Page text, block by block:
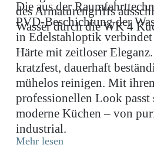
des Armaturengriffs
Wasser durch die WK 4
Die aus der
PVD-Beschichtung der
in Edelstahloptik
Härte mit zeitloser
kratzfest, dauerhaft
mühelos reinigen. Mit
professionellen Look passt
moderne Küchen – von
industrial.
Mehr lesen